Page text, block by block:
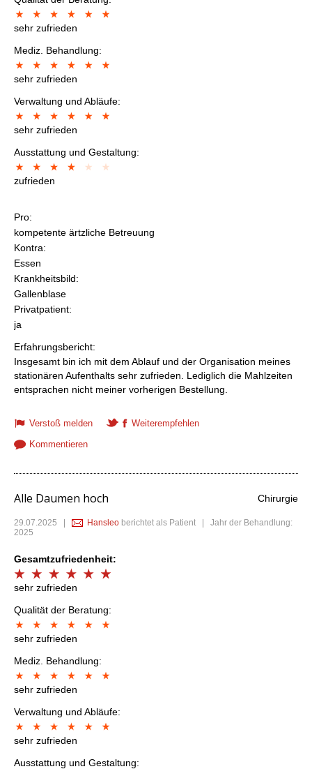
sehr zufrieden
Mediz. Behandlung:
sehr zufrieden
Verwaltung und Abläufe:
sehr zufrieden
Ausstattung und Gestaltung:
zufrieden
Pro:
kompetente ärtzliche Betreuung
Kontra:
Essen
Krankheitsbild:
Gallenblase
Privatpatient:
ja
Erfahrungsbericht:
Insgesamt bin ich mit dem Ablauf und der Organisation meines
stationären Aufenthalts sehr zufrieden. Lediglich die Mahlzeiten
entsprachen nicht meiner vorherigen Bestellung.
Verstoß melden
Weiterempfehlen
Kommentieren
Alle Daumen hoch Chirurgie
29.07.2025 Hansleo berichtet als Patient | Jahr der Behandlung:
2025
Gesamtzufriedenheit:
sehr zufrieden
Qualität der Beratung:
sehr zufrieden
Mediz. Behandlung:
sehr zufrieden
Verwaltung und Abläufe:
sehr zufrieden
Ausstattung und Gestaltung: